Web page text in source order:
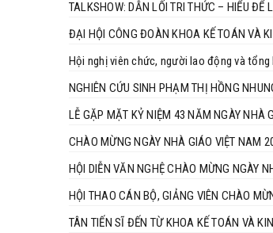
TALKSHOW: DẪN LỐI TRI THỨC – HIỂU ĐỂ
ĐẠI HỘI CÔNG ĐOÀN KHOA KẾ TOÁN VÀ
Hội nghị viên chức, người lao động và
NGHIÊN CỨU SINH PHẠM THỊ HỒNG
LỄ GẶP MẶT KỶ NIỆM 43 NĂM NGÀY NHÀ
CHÀO MỪNG NGÀY NHÀ GIÁO VIỆT NAM
HỘI DIỄN VĂN NGHỆ CHÀO MỪNG NGÀY
HỘI THAO CÁN BỘ, GIẢNG VIÊN CHÀO
TÂN TIẾN SĨ ĐẾN TỪ KHOA KẾ TOÁN VÀ